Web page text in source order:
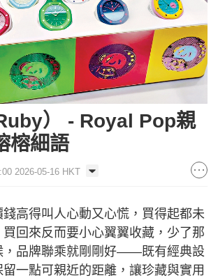
） - Royal Pop親
榕細語
2026-05-16 HKT
得叫人心動又心慌，買得起都未
回來反而要小心翼翼收藏，少了那
，品牌聯乘就剛剛好——既有經典設
一點可親近的距離，讓珍藏與實用